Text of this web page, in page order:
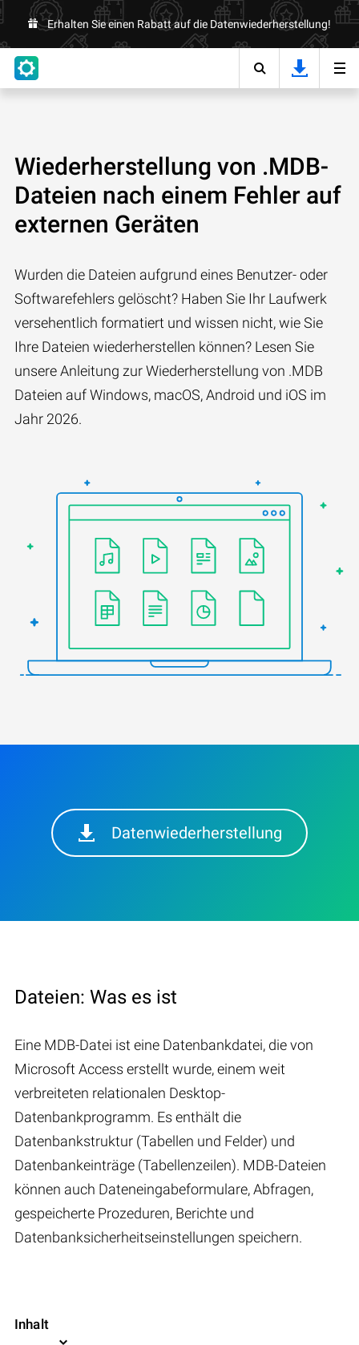
Erhalten Sie einen Rabatt auf die Datenwiederherstellung!
Wiederherstellung von .MDB-
Dateien nach einem Fehler auf
externen Geräten
Wurden die Dateien aufgrund eines Benutzer- oder
Softwarefehlers gelöscht? Haben Sie Ihr Laufwerk
versehentlich formatiert und wissen nicht, wie Sie
Ihre Dateien wiederherstellen können? Lesen Sie
unsere Anleitung zur Wiederherstellung von .MDB
Dateien auf Windows, macOS, Android und iOS im
Jahr 2026.
Datenwiederherstellung
Dateien: Was es ist
Eine MDB-Datei ist eine Datenbankdatei, die von
Microsoft Access erstellt wurde, einem weit
verbreiteten relationalen Desktop-
Datenbankprogramm. Es enthält die
Datenbankstruktur (Tabellen und Felder) und
Datenbankeinträge (Tabellenzeilen). MDB-Dateien
können auch Dateneingabeformulare, Abfragen,
gespeicherte Prozeduren, Berichte und
Datenbanksicherheitseinstellungen speichern.
Inhalt